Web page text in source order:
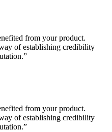
from your product.
of establishing credibility
from your product.
of establishing credibility